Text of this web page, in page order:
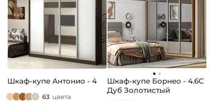
Шкаф-купе Антонио - 4
63 цвета
Шкаф-купе Борнео - 4.6С
Дуб Золотистый